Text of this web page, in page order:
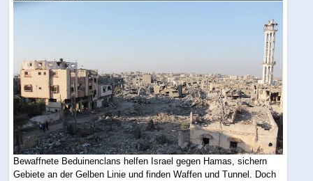
Bewaffnete Beduinenclans helfen Israel gegen Hamas, sichern
Gebiete an der Gelben Linie und finden Waffen und Tunnel. Doch